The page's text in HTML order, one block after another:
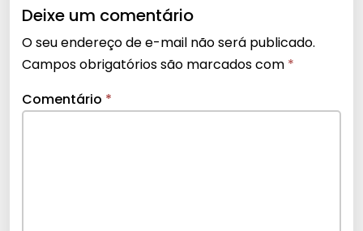
Deixe um comentário
O seu endereço de e-mail não será publicado.
Campos obrigatórios são marcados com *
Comentário *